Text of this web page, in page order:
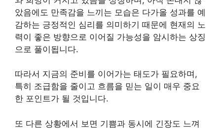
았음에도 만족감을 느끼는 모습은 다가올 성과를 예
감하는 긍정적인 심리를 의미하기 때문에 현재의 노
력이 좋은 방향으로 이어질 가능성을 암시하는 상징
으로 풀이됩니다.
따라서 지금의 준비를 이어가는 태도가 필요하며,
특히 조급함을 줄이고 흐름을 믿는 일이 매우 중요
한 포인트가 될 것입니다.
또 다른 상황에서 보면 기쁨과 동시에 긴장도 느껴